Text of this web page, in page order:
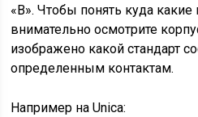
«B». Чтобы понять куда
внимательно осмотрите
изображено какой стандарт
определенным контактам.
Например на Unica: